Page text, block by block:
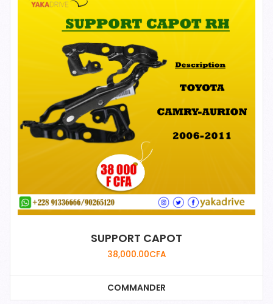
SUPPORT CAPOT
38,000.00CFA
COMMANDER